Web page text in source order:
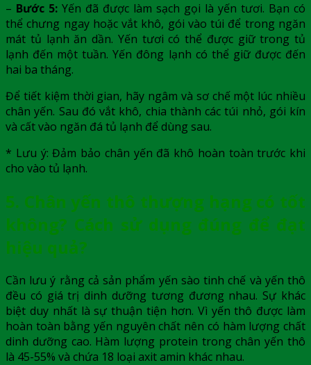
– Bước 5: Yến đã được làm sạch gọi là yến tươi. Bạn có
thể chưng ngay hoặc vắt khô, gói vào túi để trong ngăn
mát tủ lạnh ăn dần. Yến tươi có thể được giữ trong tủ
lạnh đến một tuần. Yến đông lạnh có thể giữ được đến
hai ba tháng.
Để tiết kiệm thời gian, hãy ngâm và sơ chế một lúc nhiều
chân yến. Sau đó vắt khô, chia thành các túi nhỏ, gói kín
và cất vào ngăn đá tủ lạnh để dùng sau.
* Lưu ý: Đảm bảo chân yến đã khô hoàn toàn trước khi
cho vào tủ lạnh.
5. Chân yến thô thượng hạng có tốt
không? Cách sử dụng đúng để đạt
hiệu quả?
Cần lưu ý rằng cả sản phẩm yến sào tinh chế và yến thô
đều có giá trị dinh dưỡng tương đương nhau. Sự khác
biệt duy nhất là sự thuận tiện hơn. Vì yến thô được làm
hoàn toàn bằng yến nguyên chất nên có hàm lượng chất
dinh dưỡng cao. Hàm lượng protein trongchân yến thô
là 45-55% và chứa 18 loại axit amin khác nhau.